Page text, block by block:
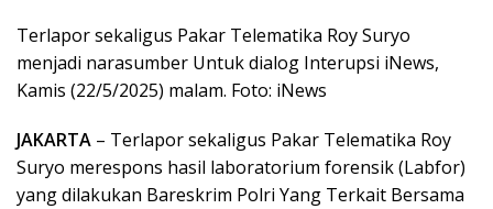
Terlapor sekaligus Pakar Telematika Roy Suryo
menjadi narasumber Untuk dialog Interupsi iNews,
Kamis (22/5/2025) malam. Foto: iNews
JAKARTA – Terlapor sekaligus Pakar Telematika Roy
Suryo merespons hasil laboratorium forensik (Labfor)
yang dilakukan Bareskrim Polri Yang Terkait Bersama